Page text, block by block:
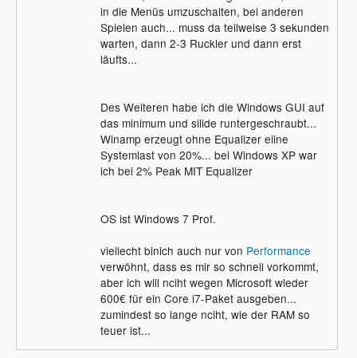
in die Menüs umzuschalten, bei anderen
Spielen auch... muss da teilweise 3 sekunden
warten, dann 2-3 Ruckler und dann erst
läufts...
Des Weiteren habe ich die Windows GUI auf
das minimum und silide runtergeschraubt...
Winamp erzeugt ohne Equalizer eiine
Systemlast von 20%... bei Windows XP war
ich bei 2% Peak MIT Equalizer
OS ist Windows 7 Prof.
viellecht binich auch nur von Performance
verwöhnt, dass es mir so schnell vorkommt,
aber ich will nciht wegen Microsoft wieder
600€ für ein Core i7-Paket ausgeben...
zumindest so lange nciht, wie der RAM so
teuer ist...